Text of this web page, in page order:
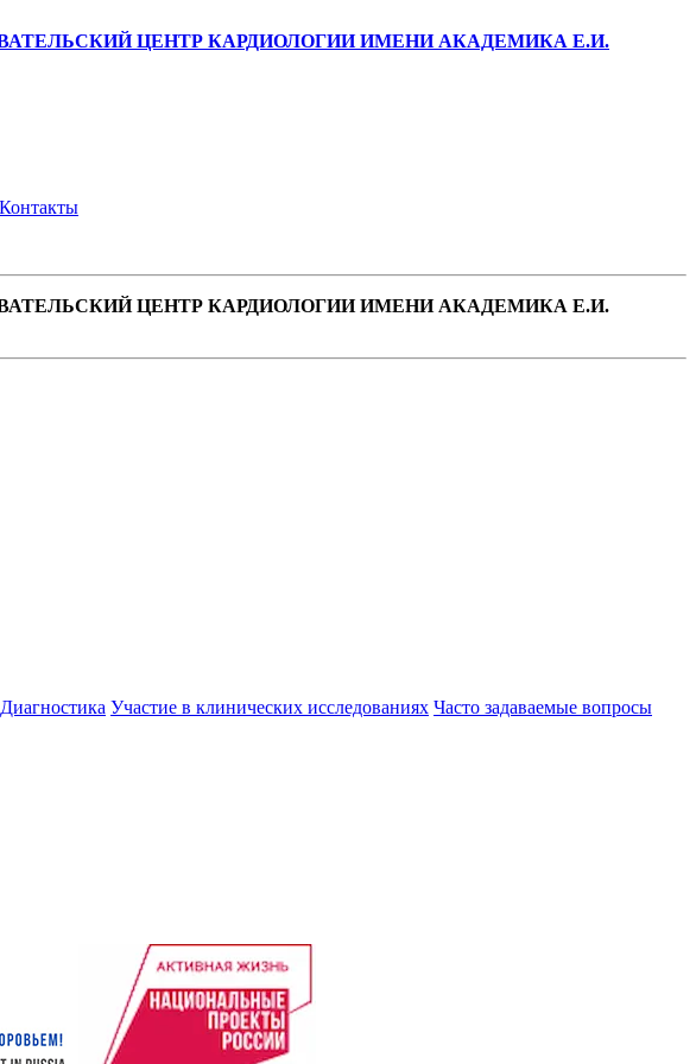
ЦЕНТР КАРДИОЛОГИИ ИМЕНИ АКАДЕМИКА Е.И.
Контакты
ЦЕНТР КАРДИОЛОГИИ ИМЕНИ АКАДЕМИКА Е.И.
Диагностика Участие в клинических исследованиях Часто задаваемые вопросы